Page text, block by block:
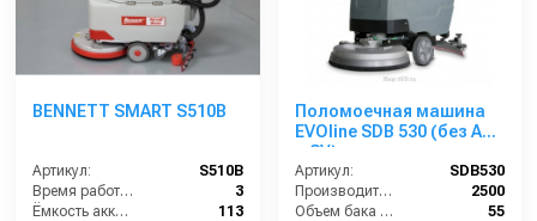
BENNETT SMART S510B
Артикул:
S510B
Время работы (ч):
3
Ёмкость аккумулятора (Ач):
113
Поломоечная машина
EVOline SDB 530 (без АКБ
и ЗУ)
Артикул:
SDB530
Производительность по площади (м2/ч):
2500
Объем бака для грязной воды, л:
55